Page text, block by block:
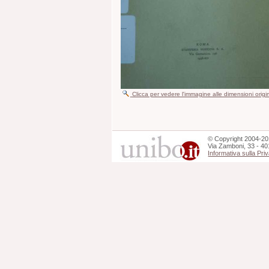
Clicca per vedere l'immagine alle dimensioni
©Copyright 2004-
Via Zamboni, 33 -
Informativa sulla